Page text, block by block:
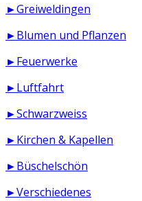
►Greiweldingen
►Blumen und Pflanzen
►Feuerwerke
►Luftfahrt
►Schwarzweiss
►Kirchen & Kapellen
►Büschelschön
►Verschiedenes